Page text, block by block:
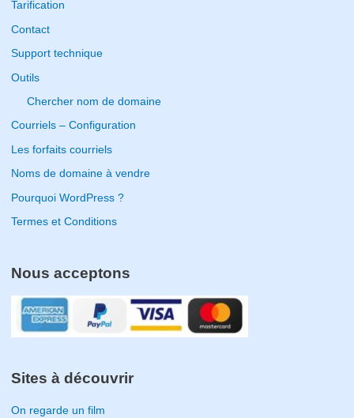
r
:
Tarification
Contact
Support technique
Outils
Chercher nom de domaine
Courriels – Configuration
Les forfaits courriels
Noms de domaine à vendre
Pourquoi WordPress ?
Termes et Conditions
Nous acceptons
Sites à découvrir
On regarde un film